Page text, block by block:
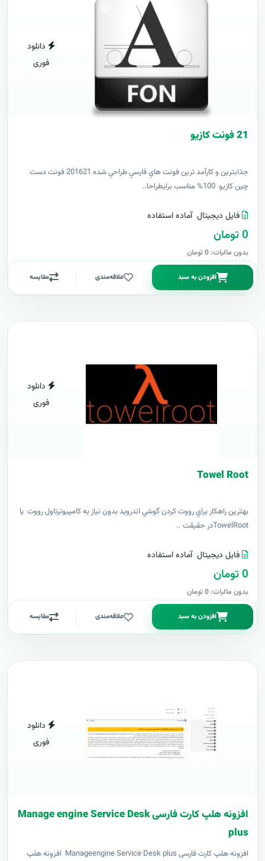
دانلود
فوری
21 فونت کازيو
جذابترين و کارآمد ترين فونت هاي فارسي طراحي شده 201621 فونت دست
چين کازيو 100% مناسب برايطراحا..
فایل دیجیتال آماده استفاده
0 تومان
بدون مالیات: 0 تومان
افزودن به سبد علاقه‌مندی مقایسه
دانلود
فوری
Towel Root
بهترين راهکار براي رووت کردن گوشي اندرويد بدون نياز به کامپيوترتاول رووت يا
TowelRootدر حقيقت ..
فایل دیجیتال آماده استفاده
0 تومان
بدون مالیات: 0 تومان
افزودن به سبد علاقه‌مندی مقایسه
دانلود
فوری
افزونه هلپ کارت فارسی Manage engine Service Desk
plus
افزونه هلپ کارت فارسی Manageengine Service Desk plus افزونه هلپ